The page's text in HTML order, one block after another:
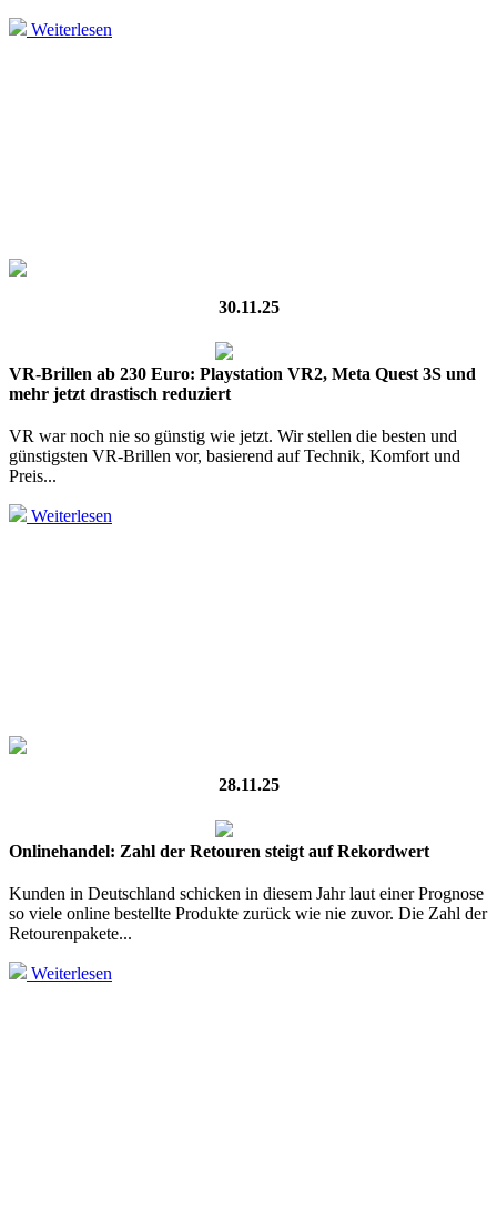
Weiterlesen
30.11.25
VR-Brillen ab 230 Euro: Playstation VR2, Meta Quest 3S und
mehr jetzt drastisch reduziert
VR war noch nie so günstig wie jetzt. Wir stellen die besten und
günstigsten VR-Brillen vor, basierend auf Technik, Komfort und
Preis...
Weiterlesen
28.11.25
Onlinehandel: Zahl der Retouren steigt auf Rekordwert
Kunden in Deutschland schicken in diesem Jahr laut einer Prognose
so viele online bestellte Produkte zurück wie nie zuvor. Die Zahl der
Retourenpakete...
Weiterlesen